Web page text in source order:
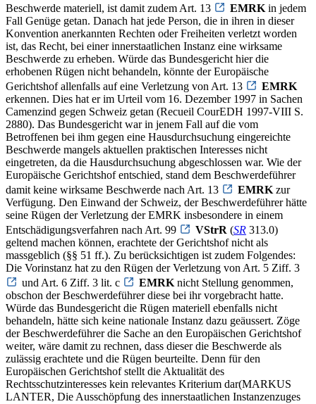
Beschwerde materiell, ist damit zudem Art. 13
EMRK in jedem
Fall Genüge getan. Danach hat jede Person, die in ihren in dieser
Konvention anerkannten Rechten oder Freiheiten verletzt worden
ist, das Recht, bei einer innerstaatlichen Instanz eine wirksame
Beschwerde zu erheben. Würde das Bundesgericht hier die
erhobenen Rügen nicht behandeln, könnte der Europäische
Gerichtshof allenfalls auf eine Verletzung von Art. 13
EMRK
erkennen. Dies hat er im Urteil vom 16. Dezember 1997 in Sachen
Camenzind gegen Schweiz getan (Recueil CourEDH 1997-VIII S.
2880). Das Bundesgericht war in jenem Fall auf die vom
Betroffenen bei ihm gegen eine Hausdurchsuchung eingereichte
Beschwerde mangels aktuellen praktischen Interesses nicht
eingetreten, da die Hausdurchsuchung abgeschlossen war. Wie der
Europäische Gerichtshof entschied, stand dem Beschwerdeführer
damit keine wirksame Beschwerde nach Art. 13
EMRK zur
Verfügung. Den Einwand der Schweiz, der Beschwerdeführer hätte
seine Rügen der Verletzung der EMRK insbesondere in einem
Entschädigungsverfahren nach Art. 99
VStrR (SR 313.0)
geltend machen können, erachtete der Gerichtshof nicht als
massgeblich (§§ 51 ff.). Zu berücksichtigen ist zudem Folgendes:
Die Vorinstanz hat zu den Rügen der Verletzung von Art. 5 Ziff. 3
und Art. 6 Ziff. 3 lit. c
EMRK nicht Stellung genommen,
obschon der Beschwerdeführer diese bei ihr vorgebracht hatte.
Würde das Bundesgericht die Rügen materiell ebenfalls nicht
behandeln, hätte sich keine nationale Instanz dazu geäussert. Zöge
der Beschwerdeführer die Sache an den Europäischen Gerichtshof
weiter, wäre damit zu rechnen, dass dieser die Beschwerde als
zulässig erachtete und die Rügen beurteilte. Denn für den
Europäischen Gerichtshof stellt die Aktualität des
Rechtsschutzinteresses kein relevantes Kriterium dar(MARKUS
LANTER, Die Ausschöpfung des innerstaatlichen Instanzenzuges